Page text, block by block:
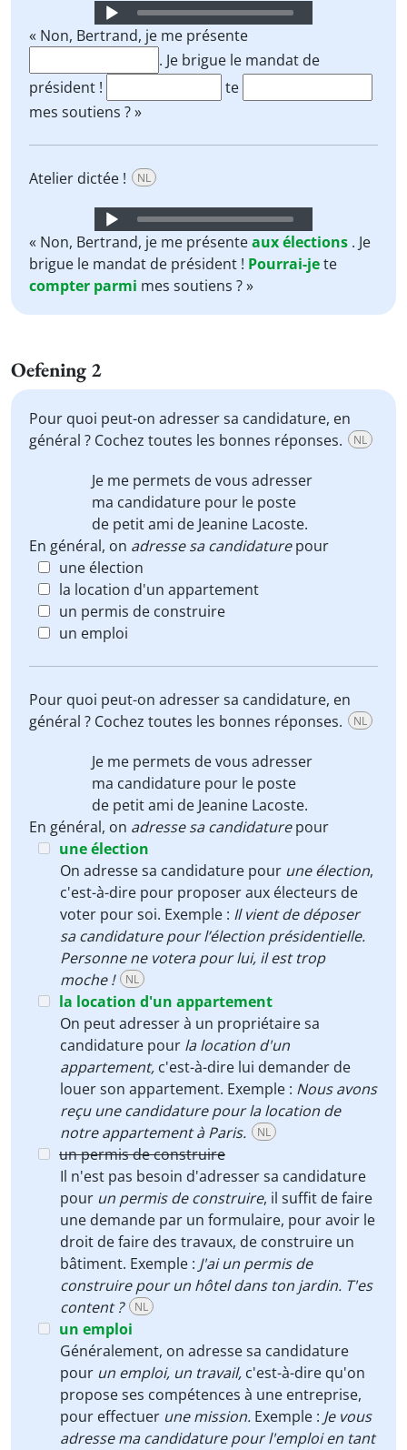
Audio
Player
« Non, Bertrand, je me présente
. Je brigue le mandat de
président !
te
mes soutiens ? »
Atelier dictée ! NL
Audio
Player
« Non, Bertrand, je me présenteauxélections . Je
brigue le mandat de président ! Pourrai-jete
compter parmi mes soutiens ? »
Oefening 2
Pour quoi peut-on adresser sa candidature, en
général ? Cochez toutes les bonnes réponses.
NL
Je me permets devous adresser
ma candidature pour le poste
de petit ami de Jeanine Lacoste.
En général, on adresse sa candidaturepour
une élection
la location d'un appartement
un permis de construire
un emploi
Pour quoi peut-on adresser sa candidature, en
général ? Cochez toutes les bonnes réponses.
NL
Je me permets devous adresser
ma candidature pour le poste
de petit ami de Jeanine Lacoste.
En général, on adresse sa candidaturepour
une élection
On adresse sa candidature pour une élection,
c'est-à-dire pour proposer aux électeurs de
voter pour soi. Exemple : Il vient de déposer
sa candidature pour l’élection présidentielle.
Personne ne votera pour lui, il est trop
moche !
NL
la location d'un appartement
On peut adresser à un propriétaire sa
candidature pour la location d'un
appartement, c'est-à-dire lui demander de
louer son appartement. Exemple : Nous avons
reçu une candidature pour la location de
notre appartement à Paris.
NL
un permis de construire
Il n'est pas besoin d'adresser sa candidature
pour un permis de construire, il suffit de faire
une demande par un formulaire, pour avoir le
droit de faire des travaux, de construire un
bâtiment. Exemple : J'ai un permis de
construire pour un hôtel dans ton jardin. T'es
content ?
NL
un emploi
Généralement, on adresse sa candidature
pour un emploi, un travail, c'est-à-dire qu'on
propose ses compétences à une entreprise,
pour effectuer une mission. Exemple : Je vous
adresse ma candidature pour l'emploi en tant